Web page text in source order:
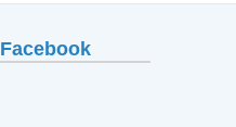
Facebook